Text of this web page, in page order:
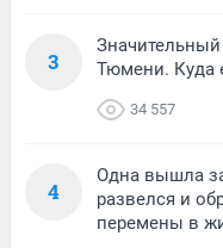
3
Тюмени. Куда
34 557
4
Одна вышла
развелся и
перемены в